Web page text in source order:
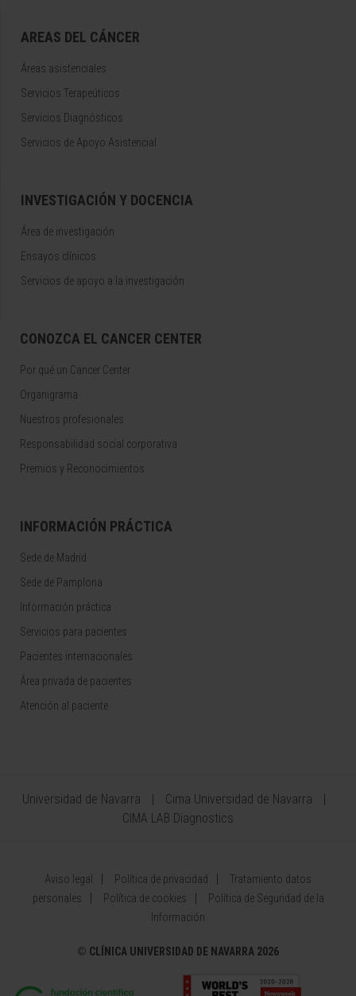
AREAS DEL CÁNCER
Áreas asistenciales
Servicios Terapeúticos
Servicios Diagnósticos
Servicios de Apoyo Asistencial
INVESTIGACIÓN Y DOCENCIA
Área de investigación
Ensayos clínicos
Servicios de apoyo a la investigación
CONOZCA EL CANCER CENTER
Por qué un Cancer Center
Organigrama
Nuestros profesionales
Responsabilidad social corporativa
Premios y Reconocimientos
INFORMACIÓN PRÁCTICA
Sede de Madrid
Sede de Pamplona
Información práctica
Servicios para pacientes
Pacientes internacionales
Área privada de pacientes
Atención al paciente
Universidad de Navarra
Cima Universidad de Navarra
CIMA LAB Diagnostics
Aviso legal Política de privacidad
Tratamiento datos
personales
Política de cookies
Política de Seguridad de la
Información
© CLÍNICA UNIVERSIDAD DE NAVARRA 2026